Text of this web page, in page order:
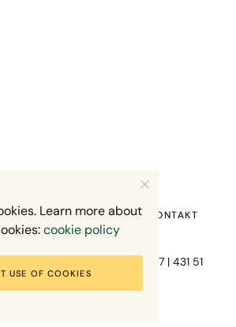
| Gundefjällsgatan 407 | 431 51
| +46-70-7671863
RECENSION OM MIG KONTAKT
Learn more about
cookie policy
USE OF COOKIES